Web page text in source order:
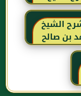
للحافظ
حجر
الشيخ
بن صالح
لكتاب
النووي
الله تعالى